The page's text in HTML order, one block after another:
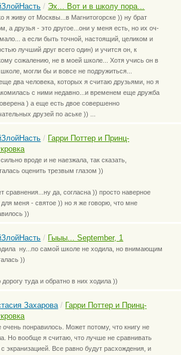
/ Эх... Вот и в школу пора...
я живу от Москвы...в Магнитогорске )) ну брат
а друзья - это другое...они у меня есть, но их оч-
а если быть точной, настоящий, целиком и
лучший друг всего один) и учится он, к
сожалению, не в моей школе... Хотя учись он в
могли бы и вовсе не подружиться...
два человека, которых я считаю друзьями, но я
с ними недавно...и временем еще дружба
) а еще есть двое совершенно
друзей по аське )) ...
/ Гарри Поттер и Принц-
вроде и не наезжала, так сказать,
оценить трезвым глазом ))
сравнения...ну да, согласна )) просто наверное
для меня - святое )) но я же говорю, что мне
))
/ Гыыы... September, 1
ну...по самой школе не ходила, но внимающим
))
туда и обратно в них ходила ))
Захарова / Гарри Поттер и Принц-
очень понравилось. Может потому, что книгу не
Но вообще я считаю, что лучше не сравнивать
с экранизацией. Все равно будут расхождения, и